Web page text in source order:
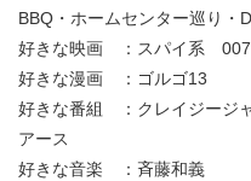
BBQ・ホームセンター巡り・
好きな映画 ：スパイ系 007
好きな漫画 ：ゴルゴ13
好きな番組 ：クレイジージ
アース
好きな音楽 ：斉藤和義